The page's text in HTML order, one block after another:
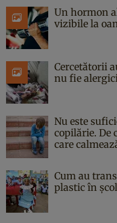
Un hormon
vizibile la
Cercetătorii
nu fie alergici
Nu este
copilărie. De
care
Cum au
plastic în